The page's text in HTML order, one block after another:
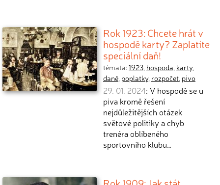
Rok 1923: Chcete hrát v
hospodě karty? Zaplatíte
speciální daň!
témata:1923, hospoda, karty,
daně, poplatky, rozpočet, pivo
29. 01. 2024: V hospodě se u
piva kromě řešení
nejdůležitějších otázek
světové politiky a chyb
trenéra oblíbeného
sportovního klubu…